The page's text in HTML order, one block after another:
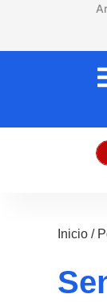
García
Inicio /